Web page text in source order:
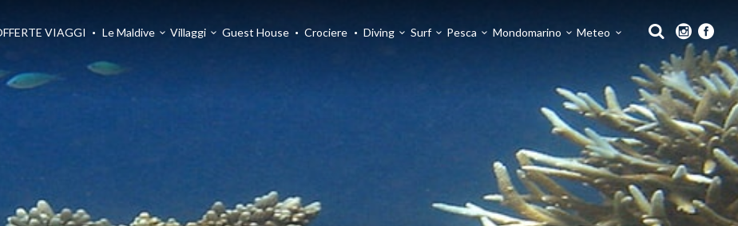
VIAGGI Le Maldive Villaggi Guest House Crociere Diving Surf Pesca Mondomarino Meteo